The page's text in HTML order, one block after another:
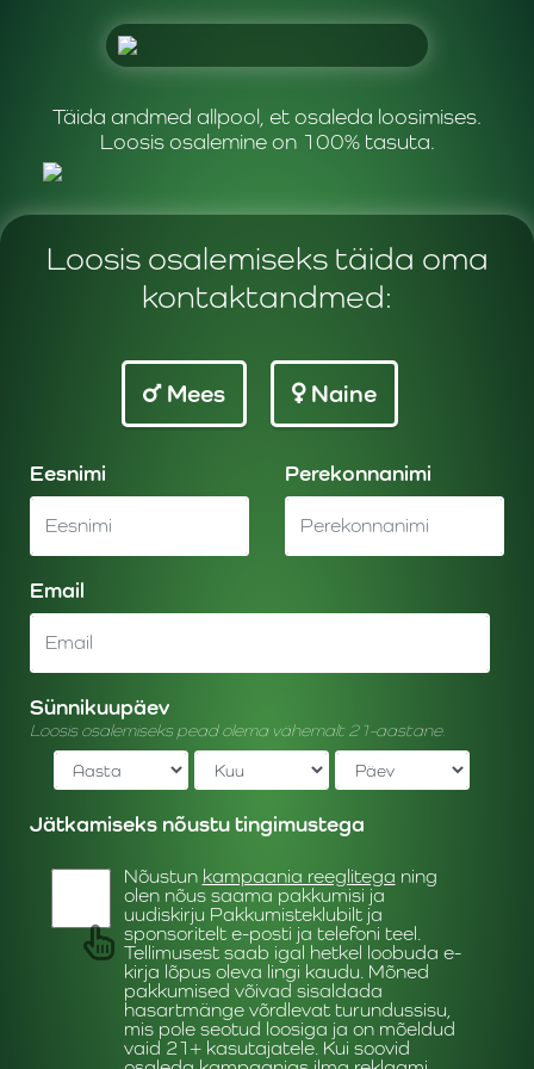
Täida andmed allpool, et osaleda loosimises.
Loosis osalemine on 100% tasuta.
Loosis osalemiseks täida oma
kontaktandmed:
Mees Naine
Eesnimi Perekonnanimi
Email
Sünnikuupäev
Loosis osalemiseks pead olema vähemalt 21-aastane.
Jätkamiseks nõustu tingimustega
Nõustun kampaania reeglitega ning
olen nõus saama pakkumisi ja
uudiskirju Pakkumisteklubilt ja
sponsoritelt e-posti ja telefoni teel.
Tellimusest saab igal hetkel loobuda e-
kirja lõpus oleva lingi kaudu. Mõned
pakkumised võivad sisaldada
hasartmänge võrdlevat turundussisu,
mis pole seotud loosiga ja on mõeldud
vaid 21+ kasutajatele. Kui soovid